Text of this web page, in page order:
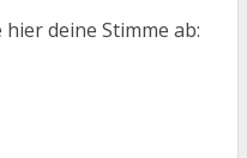
deine Stimme ab: